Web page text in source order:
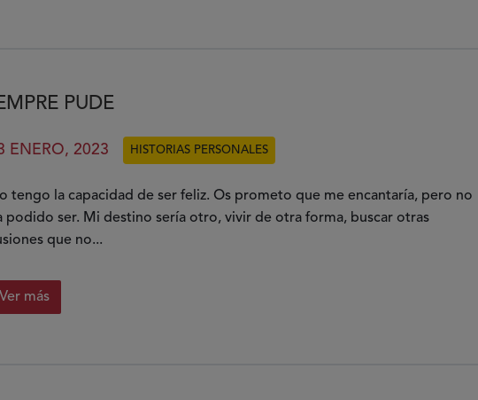
PUDE
ENERO, 2023 HISTORIAS PERSONALES
tengo la capacidad de ser feliz. Os prometo que me encantaría, pero no
podido ser. Mi destino sería otro, vivir de otra forma, buscar otras
que no...
Ver más